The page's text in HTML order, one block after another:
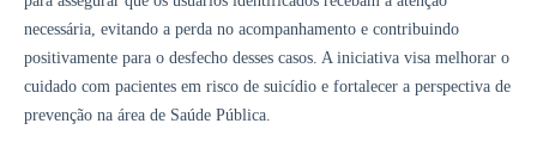
necessária, evitando a perda no acompanhamento e contribuindo
positivamente para o desfecho desses casos. A iniciativa visa melhorar o
cuidado com pacientes em risco de suicídio e fortalecer a perspectiva de
prevenção na área de Saúde Pública.